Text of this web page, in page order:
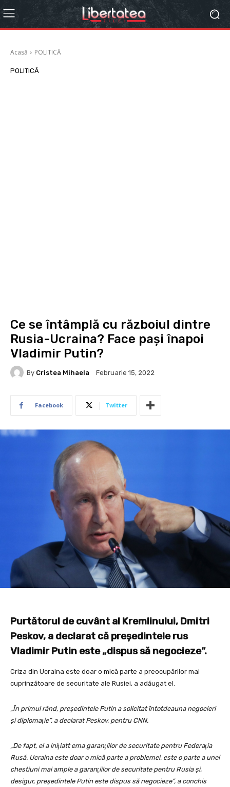
Acasă POLITICĂ
POLITICĂ
Ce se întâmplă cu războiul dintre
Rusia-Ucraina? Face pași înapoi
Vladimir Putin?
By Cristea Mihaela Februarie 15, 2022
Facebook Twitter
Purtătorul de cuvânt al Kremlinului, Dmitri
Peskov, a declarat că preşedintele rus
Vladimir Putin este „dispus să negocieze”.
Criza din Ucraina este doar o mică parte a preocupărilor mai
cuprinzătoare de securitate ale Rusiei, a adăugat el.
„În primul rând, preşedintele Putin a solicitat întotdeauna negocieri
şi diplomaţie”, a declarat Peskov, pentru CNN.
„De fapt, el a iniţiatt ema garanţiilor de securitate pentru Federaţia
Rusă. Ucraina este doar o mică parte a problemei, este o parte a unei
chestiuni mai ample a garanţiilor de securitate pentru Rusia şi,
desigur, preşedintele Putin este dispus să negocieze”, a conchis